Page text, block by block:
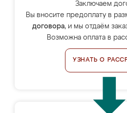
Заключаем
Вы вносите предоплату в
договора, и мы отдаём
Возможна оплата в
УЗНАТЬ О